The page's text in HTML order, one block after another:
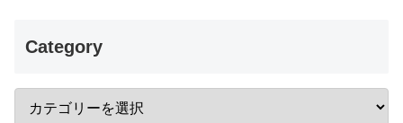
Category